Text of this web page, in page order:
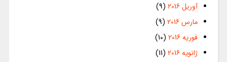
آوریل 2016
(9)
مارس 2016
(9)
فوریه 2016
(10)
ژانویه 2016
(11)